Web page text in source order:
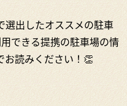
選出したオススメの駐車
できる提携の駐車場の情
お読みください！👏